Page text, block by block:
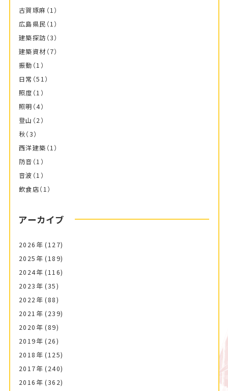
古賀琢麻 （1）
広島県民 （1）
建築探訪 （3）
建築資材（7）
振動 （1）
日常 （51）
照度 （1）
照明 （4）
登山 （2）
秋（3）
西洋建築 （1）
防音 （1）
音波 （1）
飲食店（1）
アーカイブ
2026年 (127)
2025年 (189)
2024年 (116)
2023年 (35)
2022年 (88)
2021年 (239)
2020年 (89)
2019年 (26)
2018年 (125)
2017年 (240)
2016年 (362)